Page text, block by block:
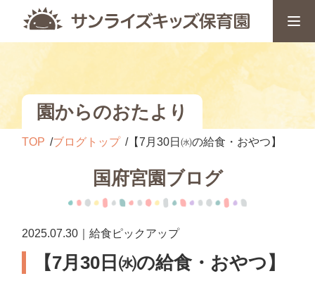
園からのおたより
TOP ブログトップ 【7月30日㈬の給食・おやつ】
国府宮園ブログ
2025.07.30｜給食ピックアップ
【7月30日㈬の給食・おやつ】